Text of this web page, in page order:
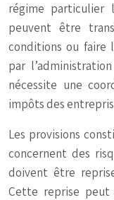
régime particulier
peuvent être
conditions ou faire
par
nécessite une
impôts des
Les provisions
concernent des
doivent être
Cette reprise peut